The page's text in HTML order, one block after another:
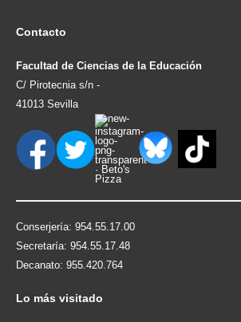
Contacto
Facultad de Ciencias de la Educación
C/ Pirotecnia s/n -
41013 Sevilla
Conserjería: 954.55.17.00
Secretaría: 954.55.17.48
Decanato: 955.420.764
Lo más visitado